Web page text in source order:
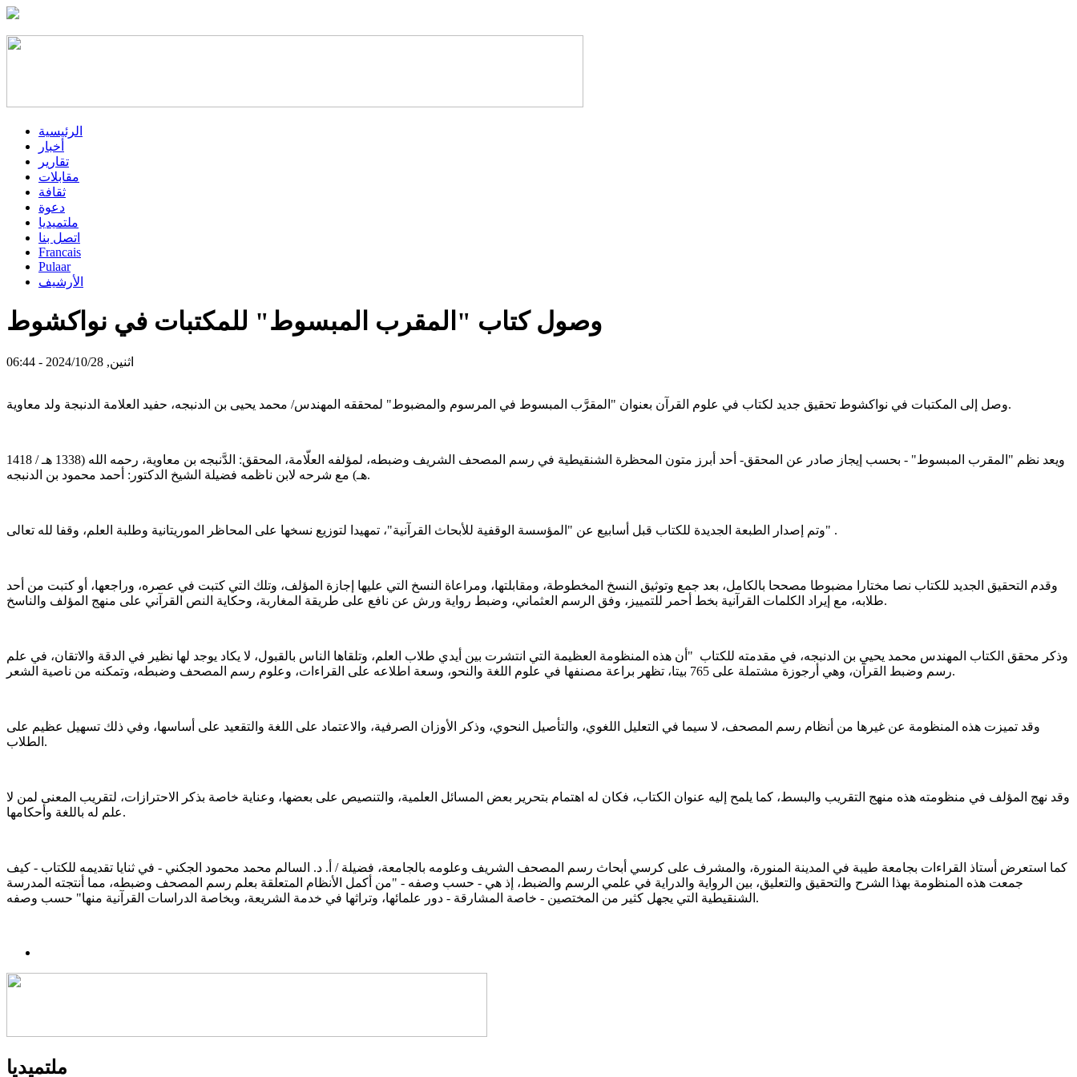
الرئيسية
أخبار
تقارير
مقابلات
ثقافة
دعوة
ملتميديا
اتصل بنا
Francais
Pulaar
الأرشيف
وصول كتاب "المقرب المبسوط" للمكتبات في نواكشوط
اثنين, 2024/10/28 - 06:44
وصل إلى المكتبات في نواكشوط تحقيق جديد لكتاب في علوم القرآن بعنوان "المقرَّب المبسوط في المرسوم والمضبوط" لمحققه المهندس/ محمد يحيى بن الدنبجه، حفيد العلامة الدنبجة ولد معاوية.
ويعد نظم "المقرب المبسوط" - بحسب إيجاز صادر عن المحقق- أحد أبرز متون المحظرة الشنقيطية في رسم المصحف الشريف وضبطه، لمؤلفه العلّامة، المحقق: الدَّنبجه بن معاوية، رحمه الله (1338 هـ / 1418
هـ) مع شرحه لابن ناظمه فضيلة الشيخ الدكتور: أحمد محمود بن الدنبجه.
وتم إصدار الطبعة الجديدة للكتاب قبل أسابيع عن "المؤسسة الوقفية للأبحاث القرآنية"، تمهيدا لتوزيع نسخها على المحاظر الموريتانية وطلبة العلم، وقفا لله تعالى" .
وقدم التحقيق الجديد للكتاب نصا مختارا مضبوطا مصححا بالكامل، بعد جمع وتوثيق النسخ المخطوطة، ومقابلتها، ومراعاة النسخ التي عليها إجازة المؤلف، وتلك التي كتبت في عصره، وراجعها، أو كتبت من أحد
طلابه، مع إيراد الكلمات القرآنية بخط أحمر للتمييز، وفق الرسم العثماني، وضبط رواية ورش عن نافع على طريقة المغاربة، وحكاية النص القرآني على منهج المؤلف والناسخ.
وذكر محقق الكتاب المهندس محمد يحيي بن الدنبجه، في مقدمته للكتاب "أن هذه المنظومة العظيمة التي انتشرت بين أيدي طلاب العلم، وتلقاها الناس بالقبول، لا يكاد يوجد لها نظير في الدقة والاتقان، في علم
رسم وضبط القرآن، وهي أرجوزة مشتملة على 765 بيتا، تظهر براعة مصنفها في علوم اللغة والنحو، وسعة اطلاعه على القراءات، وعلوم رسم المصحف وضبطه، وتمكنه من ناصية الشعر.
وقد تميزت هذه المنظومة عن غيرها من أنظام رسم المصحف، لا سيما في التعليل اللغوي، والتأصيل النحوي، وذكر الأوزان الصرفية، والاعتماد على اللغة والتقعيد على أساسها، وفي ذلك تسهيل عظيم على
الطلاب.
وقد نهج المؤلف في منظومته هذه منهج التقريب والبسط، كما يلمح إليه عنوان الكتاب، فكان له اهتمام بتحرير بعض المسائل العلمية، والتنصيص على بعضها، وعناية خاصة بذكر الاحترازات، لتقريب المعنى لمن لا
علم له باللغة وأحكامها.
كما استعرض أستاذ القراءات بجامعة طيبة في المدينة المنورة، والمشرف على كرسي أبحاث رسم المصحف الشريف وعلومه بالجامعة، فضيلة / أ. د. السالم محمد محمود الجكني - في ثنايا تقديمه للكتاب - كيف
جمعت هذه المنظومة بهذا الشرح والتحقيق والتعليق، بين الرواية والدراية في علمي الرسم والضبط، إذ هي - حسب وصفه - "من أكمل الأنظام المتعلقة بعلم رسم المصحف وضبطه، مما أنتجته المدرسة
الشنقيطية التي يجهل كثير من المختصين - خاصة المشارقة - دور علمائها، وتراثها في خدمة الشريعة، وبخاصة الدراسات القرآنية منها" حسب وصفه.
ملتميديا